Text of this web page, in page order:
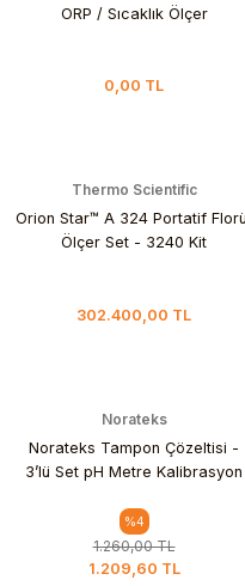
ORP / Sıcaklık Ölçer
0,00 TL
Thermo Scientific
Orion Star™ A 324 Portatif
Ölçer Set - 3240 Kit
302.400,00 TL
Norateks
Norateks Tampon Çözeltisi -
3’lü Set pH Metre Kalibrasyon
10.01
%4
1.260,00 TL
1.209,60 TL